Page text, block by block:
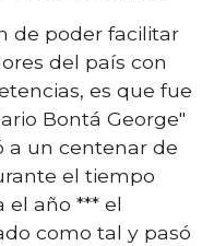
de poder facilitar
del país con
es que fue
Bontá George"
a un centenar de
el tiempo
el año *** el
como tal y pasó